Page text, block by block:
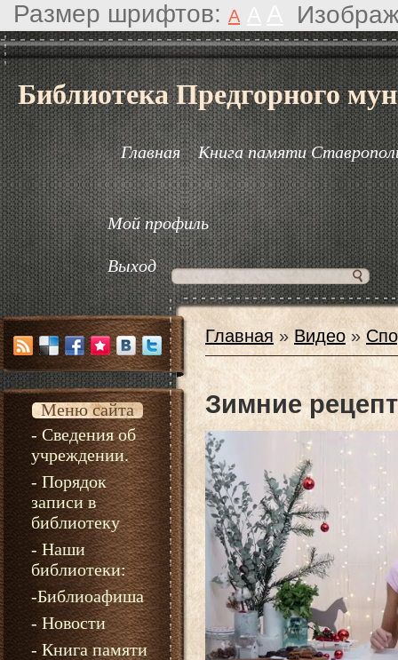
Размер шрифтов: A
Библиотека Предгорного
Главная Книга памяти
Мой профиль
Выход
Меню сайта
- Сведения об
учреждении.
- Порядок
записи в
библиотеку
- Наши
библиотеки:
-Библиоафиша
- Новости
- Книга памяти
Главная »Видео »
Зимние